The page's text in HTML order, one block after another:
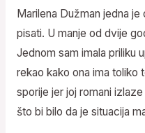
Marilena Dužman jedna
pisati. U manje od dvije
Jednom sam imala priliku
rekao kako ona ima toliko
sporije jer joj romani
što bi bilo da je situacija